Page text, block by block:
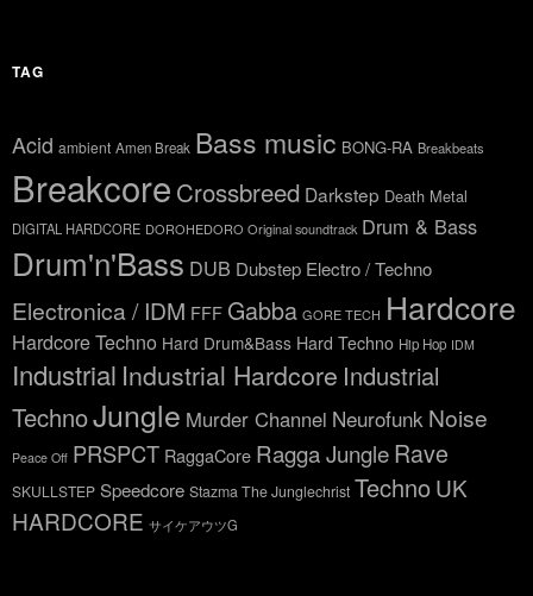
TAG
Acid ambient Amen Break Bass music BONG-RA Breakbeats
Breakcore Crossbreed Darkstep Death Metal
DIGITAL HARDCORE DOROHEDORO Original soundtrack Drum & Bass
Drum'n'Bass DUB Dubstep Electro / Techno
Electronica / IDM FFF Gabba GORE TECH Hardcore
Hardcore Techno Hard Drum&Bass Hard Techno Hip Hop IDM
Industrial Industrial Hardcore Industrial
TechnoJungle Murder Channel Neurofunk Noise
Peace Off PRSPCT RaggaCore Ragga JungleRave
SKULLSTEP Speedcore Stazma The Junglechrist TechnoUK
HARDCORE サイケアウツG